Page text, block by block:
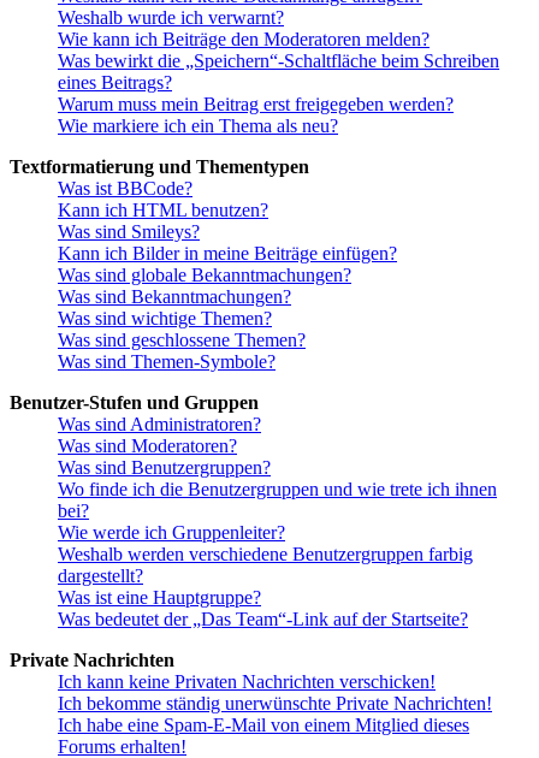
Weshalb wurde ich verwarnt?
Wie kann ich Beiträge den Moderatoren melden?
Was bewirkt die „Speichern“-Schaltfläche beim Schreiben
eines Beitrags?
Warum muss mein Beitrag erst freigegeben werden?
Wie markiere ich ein Thema als neu?
Textformatierung und Thementypen
Was ist BBCode?
Kann ich HTML benutzen?
Was sind Smileys?
Kann ich Bilder in meine Beiträge einfügen?
Was sind globale Bekanntmachungen?
Was sind Bekanntmachungen?
Was sind wichtige Themen?
Was sind geschlossene Themen?
Was sind Themen-Symbole?
Benutzer-Stufen und Gruppen
Was sind Administratoren?
Was sind Moderatoren?
Was sind Benutzergruppen?
Wo finde ich die Benutzergruppen und wie trete ich ihnen
bei?
Wie werde ich Gruppenleiter?
Weshalb werden verschiedene Benutzergruppen farbig
dargestellt?
Was ist eine Hauptgruppe?
Was bedeutet der „Das Team“-Link auf der Startseite?
Private Nachrichten
Ich kann keine Privaten Nachrichten verschicken!
Ich bekomme ständig unerwünschte Private Nachrichten!
Ich habe eine Spam-E-Mail von einem Mitglied dieses
Forums erhalten!